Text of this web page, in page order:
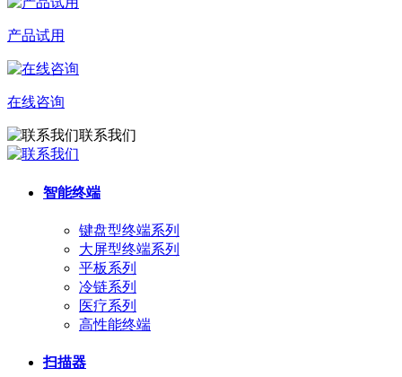
产品试用
在线咨询
联系我们
智能终端
键盘型终端系列
大屏型终端系列
平板系列
冷链系列
医疗系列
高性能终端
扫描器